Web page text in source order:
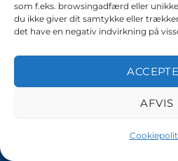
som f.eks. browsingadfærd eller
du ikke giver dit samtykke eller
det have en negativ indvirkning på
AFVIS